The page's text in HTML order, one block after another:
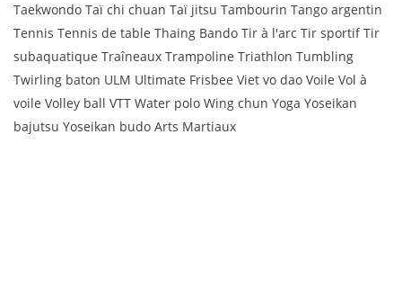
Taekwondo Taï chi chuan Taï jitsu Tambourin Tango argentin
Tennis Tennis de table Thaing Bando Tir à l'arc Tir sportif Tir
subaquatique Traîneaux Trampoline Triathlon Tumbling
Twirling baton ULM Ultimate Frisbee Viet vo dao Voile Vol à
voile Volley ball VTT Water polo Wing chun Yoga Yoseikan
bajutsu Yoseikan budo Arts Martiaux